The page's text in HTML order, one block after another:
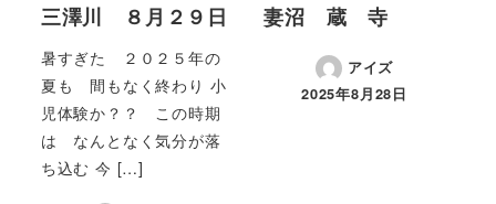
三澤川 ８月２９日
暑すぎた ２０２５年の
夏も 間もなく終わり 小
児体験か？？ この時期
は なんとなく気分が落
ち込む 今 […]
妻沼 蔵 寺
アイズ
2025年8月28日